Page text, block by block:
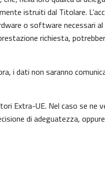
istruiti dal Titolare.
o software necessari
richiesta,
i dati non saranno
Extra-UE. Nel caso se ne
di adeguatezza,